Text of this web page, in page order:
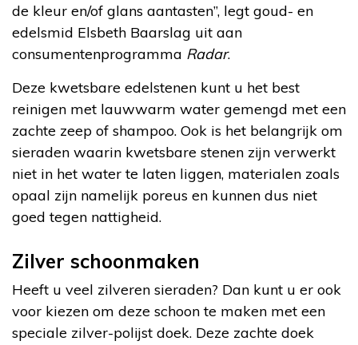
de kleur en/of glans aantasten”, legt goud- en
edelsmid Elsbeth Baarslag uit aan
consumentenprogramma Radar.
Deze kwetsbare edelstenen kunt u het best
reinigen met lauwwarm water gemengd met een
zachte zeep of shampoo. Ook is het belangrijk om
sieraden waarin kwetsbare stenen zijn verwerkt
niet in het water te laten liggen, materialen zoals
opaal zijn namelijk poreus en kunnen dus niet
goed tegen nattigheid.
Zilver schoonmaken
Heeft u veel zilveren sieraden? Dan kunt u er ook
voor kiezen om deze schoon te maken met een
speciale zilver-polijst doek. Deze zachte doek